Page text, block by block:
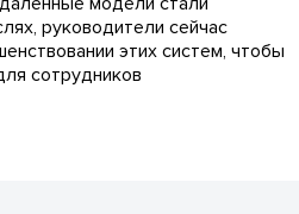
руководители сейчас
этих систем, чтобы
сотрудников